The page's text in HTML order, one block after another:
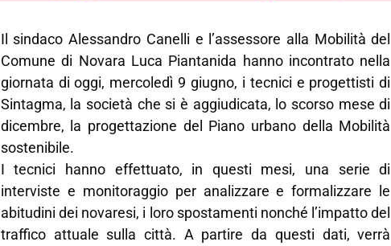
Il sindaco Alessandro Canelli e l’assessore alla Mobilità del
Comune di Novara Luca Piantanida hanno incontrato nella
giornata di oggi, mercoledì 9 giugno, i tecnici e progettisti di
Sintagma, la società che si è aggiudicata, lo scorso mese di
dicembre, la progettazione del Piano urbano della Mobilità
sostenibile.
I tecnici hanno effettuato, in questi mesi, una serie di
interviste e monitoraggio per analizzare e formalizzare le
abitudini dei novaresi, i loro spostamenti nonché l’impatto del
traffico attuale sulla città. A partire da questi dati, verrà